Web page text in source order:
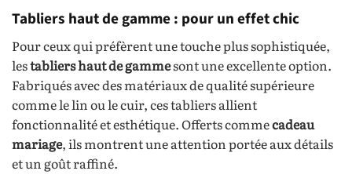
Tabliers haut de gamme : pour un effet chic
Pour ceux qui préfèrent une touche plus sophistiquée,
lestabliers haut de gammesont une excellente option.
Fabriqués avec des matériaux de qualité supérieure
comme le lin ou le cuir, ces tabliers allient
fonctionnalité et esthétique. Offerts commecadeau
mariage, ils montrent une attention portée aux détails
et un goût raffiné.